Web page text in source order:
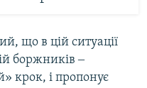
що в цій ситуації
боржників ‒
крок, і пропонує